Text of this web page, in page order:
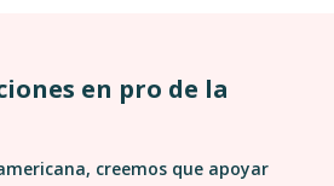
en pro de la
creemos que apoyar